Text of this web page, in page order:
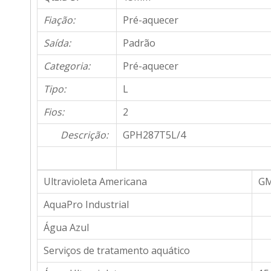
Fiação:
Pré-aquecer
Saída:
Padrão
Categoria:
Pré-aquecer
Tipo:
L
Fios:
2
Descrição:
GPH287T5L/4
Ultravioleta Americana
AquaPro Industrial
Água Azul
Serviços de tratamento aquático